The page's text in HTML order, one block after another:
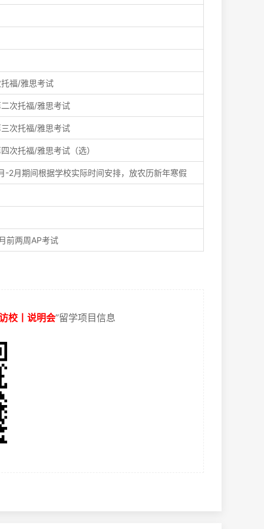
福/雅思考试
次托福/雅思考试
次托福/雅思考试
次托福/雅思考试（选）
-2月期间根据学校实际时间安排，放农历新年寒假
前两周AP考试
校丨说明会”留学项目信息